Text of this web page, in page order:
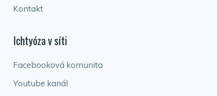
Kontakt
Ichtyóza v síti
Facebooková komunita
Youtube kanál